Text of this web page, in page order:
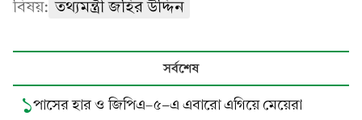
বিষয়: তথ্যমন্ত্রী জহির উদ্দিন
সর্বশেষ
১পাসের হার ও জিপিএ–৫-এ এবারো এগিয়ে মেয়েরা